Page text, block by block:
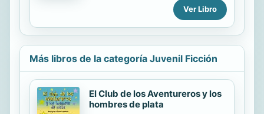
el mundo con otros ojos.
Ver Libro
Más libros de la categoría Juvenil Ficción
El Club de los Aventureros y los
hombres de plata